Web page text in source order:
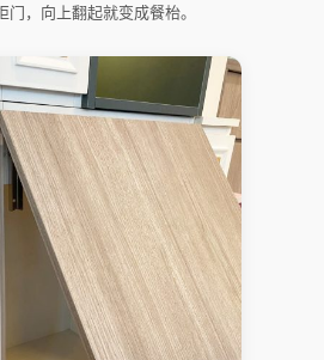
门，向上翻起就变成餐枱。